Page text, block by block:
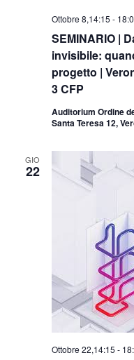
SEMINARIO |
invisibile:
progetto |
3 CFP
Ottobre 8,14:15 -
Auditorium Ordine
Santa Teresa 12,
GIO
22
Ottobre 22,14:15 -